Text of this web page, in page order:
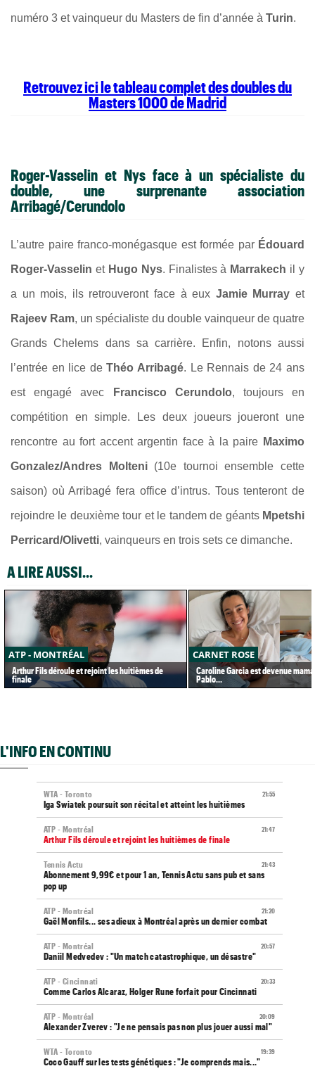
numéro 3 et vainqueur du Masters de fin d’année à Turin.
Retrouvez ici le tableau complet des doubles du
Masters 1000 de Madrid
Roger-Vasselin et Nys face à un spécialiste du
double, une surprenante association
Arribagé/Cerundolo
L’autre paire franco-monégasque est formée par Édouard
Roger-Vasselin et Hugo Nys. Finalistes à Marrakech il y
a un mois, ils retrouveront face à eux Jamie Murray et
Rajeev Ram, un spécialiste du double vainqueur de quatre
Grands Chelems dans sa carrière. Enfin, notons aussi
l’entrée en lice deThéo Arribagé. Le Rennais de 24 ans
est engagé avec Francisco Cerundolo, toujours en
compétition en simple. Les deux joueurs joueront une
rencontre au fort accent argentin face à la paire Maximo
Gonzalez/Andres Molteni(10e tournoi ensemble cette
saison) où Arribagé fera office d’intrus. Tous tenteront de
rejoindre le deuxième tour et le tandem de géants Mpetshi
Perricard/Olivetti, vainqueurs en trois sets ce dimanche.
A LIRE AUSSI...
ATP - MONTRÉAL
Arthur Fils déroule et rejoint les huitièmes de
finale
CARNET ROSE
Caroline Garcia est devenue
Pablo...
L'INFO EN CONTINU
21:55
WTA - Toronto
Iga Swiatek poursuit son récital et atteint les huitièmes
21:47
ATP - Montréal
Arthur Fils déroule et rejoint les huitièmes de finale
21:43
Tennis Actu
Abonnement 9,99€ et pour 1 an, Tennis Actu sans pub et sans
pop up
21:20
ATP - Montréal
Gaël Monfils... ses adieux à Montréal après un dernier combat
20:57
ATP - Montréal
Daniil Medvedev : "Un match catastrophique, un désastre"
20:33
ATP - Cincinnati
Comme Carlos Alcaraz, Holger Rune forfait pour Cincinnati
20:09
ATP - Montréal
Alexander Zverev : "Je ne pensais pas non plus jouer aussi mal"
19:39
WTA - Toronto
Coco Gauff sur les tests génétiques : "Je comprends mais..."